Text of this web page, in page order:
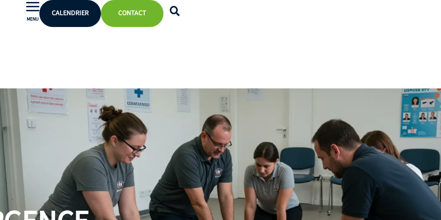
CALENDRIER
MENU
CONTACT